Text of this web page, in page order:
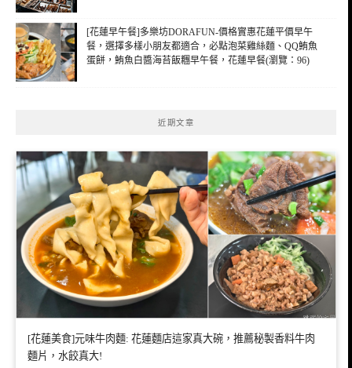
[花蓮早午餐]多樂坊DORAFUN-價格實惠花蓮平價早午
餐，選擇多樣小朋友都適合，必點泡菜雞絲麵、QQ鮪魚
蛋餅，鮪魚白醬海苔飯糰早午餐，花蓮早餐(瀏覽：96)
近期文章
[花蓮美食]元味牛肉麵: 花蓮麵店這家真大碗，推薦秘製香料牛肉
麵片，水餃真大!